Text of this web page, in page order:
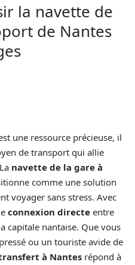
la navette de
de Nantes
une ressource précieuse, il
de transport qui allie
navette de la gare à
comme une solution
voyager sans stress. Avec
connexion directe entre
capitale nantaise. Que vous
ou un touriste avide de
à Nantes répond à